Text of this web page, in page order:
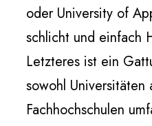
oder University of
schlicht und einfach
Letzteres ist ein
sowohl Universitäten
Fachhochschulen